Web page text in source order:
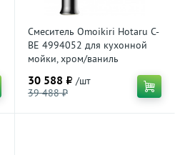
Смеситель Omoikiri Hotaru C-
BE 4994052 для кухонной
мойки, хром/ваниль
30 588 ₽ /шт
39 488 ₽